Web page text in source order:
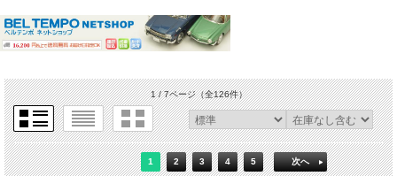
1 / 7ページ（全126件）
1 2 3 4 5 次へ